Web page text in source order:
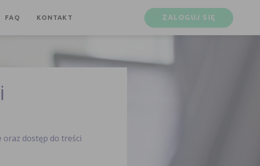
FAQ KONTAKT ZALOGUJ SIĘ
dostęp do treści